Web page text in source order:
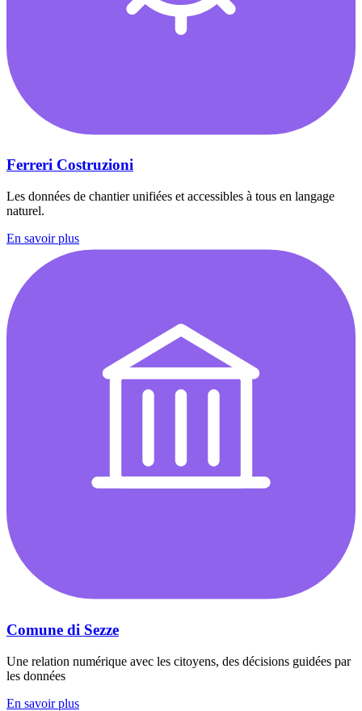
Ferreri Costruzioni
Les données de chantier unifiées et accessibles à tous en langage
naturel.
En savoir plus
Comune di Sezze
Une relation numérique avec les citoyens, des décisions guidées par
les données
En savoir plus